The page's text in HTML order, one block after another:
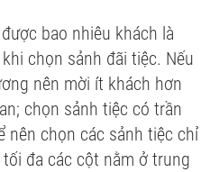
bao nhiêu khách là
chọn sảnh đãi tiệc. Nếu
nên mời ít khách hơn
chọn sảnh tiệc có trần
nên chọn các sảnh tiệc chỉ
đa các cột nằm ở trung